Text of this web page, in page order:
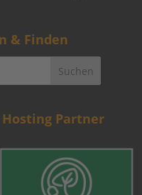
& Finden
Partner